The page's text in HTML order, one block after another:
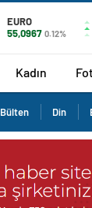
EURO
55,0967 0.12%
Kadın
Bülten Din